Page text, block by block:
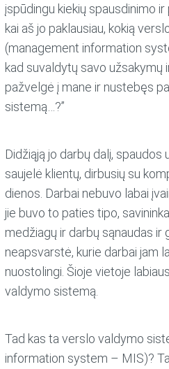
įspūdingu kiekių spausdinimo
kai aš jo paklausiau, kokią
(management information
kad suvaldytų savo užsakymų
pažvelgė į mane ir nustebęs
sistemą…?”
Didžiąją jo darbų dalį,
saujelė klientų, dirbusių su
dienos. Darbai nebuvo labai
jie buvo to paties tipo,
medžiagų ir darbų sąnaudas ir
neapsvarstė, kurie darbai jam
nuostolingi. Šioje vietoje
valdymo sistemą.
Tad kas ta verslo valdymo
information system – MIS)?